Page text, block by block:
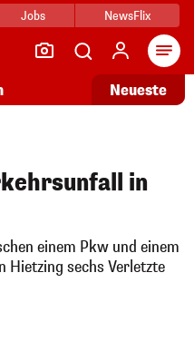
Jobs NewsFlix
Neueste
in
einem Pkw und einem
Hietzing sechs Verletzte